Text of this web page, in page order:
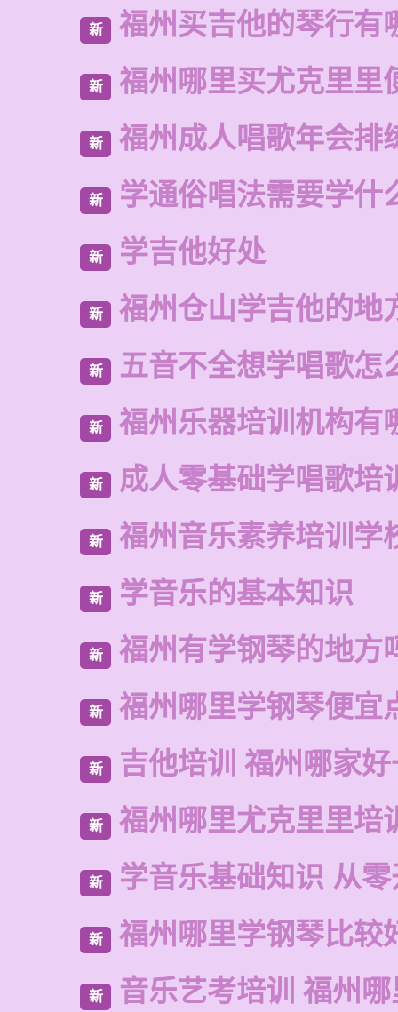
新 福州买吉他的琴行有
新 福州哪里买尤克里里
新 福州成人唱歌年会排
新 学通俗唱法需要学什
新 学吉他好处
新 福州仓山学吉他的地
新 五音不全想学唱歌怎
新 福州乐器培训机构有
新 成人零基础学唱歌培
新 福州音乐素养培训学
新 学音乐的基本知识
新 福州有学钢琴的地方
新 福州哪里学钢琴便宜
新 吉他培训 福州哪家
新 福州哪里尤克里里培
新 学音乐基础知识 从
新 福州哪里学钢琴比较
新 音乐艺考培训 福州